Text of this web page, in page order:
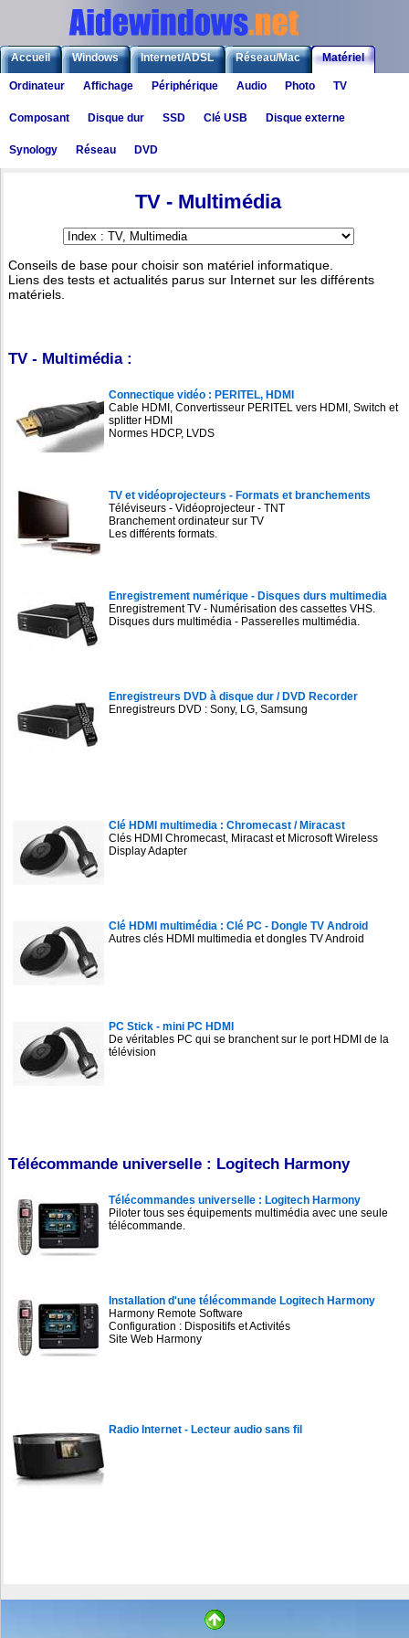
Accueil Windows Internet/ADSL Réseau/Mac Matériel
Logiciels Liens Jeux
Ordinateur Affichage Périphérique Audio Photo TV
Composant Disque dur SSD Clé USB Disque externe
Synology Réseau DVD
TV - Multimédia
Conseils de base pour choisir son matériel informatique.
Liens des tests et actualités parus sur Internet sur les différents
matériels.
TV - Multimédia :
Connectique vidéo : PERITEL, HDMI
Cable HDMI, Convertisseur PERITEL vers HDMI, Switch et
splitter HDMI
Normes HDCP, LVDS
TV et vidéoprojecteurs - Formats et branchements
Téléviseurs - Vidéoprojecteur - TNT
Branchement ordinateur sur TV
Les différents formats.
Enregistrement numérique - Disques durs multimedia
Enregistrement TV - Numérisation des cassettes VHS.
Disques durs multimédia - Passerelles multimédia.
Enregistreurs DVD à disque dur / DVD Recorder
Enregistreurs DVD : Sony, LG, Samsung
Clé HDMI multimedia : Chromecast / Miracast
Clés HDMI Chromecast, Miracast et Microsoft Wireless
Display Adapter
Clé HDMI multimédia : Clé PC - Dongle TV Android
Autres clés HDMI multimedia et dongles TV Android
PC Stick - mini PC HDMI
De véritables PC qui se branchent sur le port HDMI de la
télévision
Télécommande universelle : Logitech Harmony
Télécommandes universelle : Logitech Harmony
Piloter tous ses équipements multimédia avec une seule
télécommande.
Installation d'une télécommande Logitech Harmony
Harmony Remote Software
Configuration : Dispositifs et Activités
Site Web Harmony
Radio Internet - Lecteur audio sans fil